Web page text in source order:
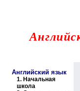
Английский язык
1. Начальная
школа